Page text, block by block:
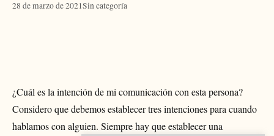
28 de marzo de 2021Sin categoría
¿Cuál es la intención de mi comunicación con esta persona?
Considero que debemos establecer tres intenciones para cuando
hablamos con alguien. Siempre hay que establecer una